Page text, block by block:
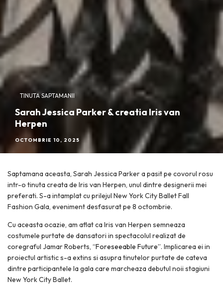
TINUTA SAPTAMANII
Sarah Jessica Parker & creatia Iris van
Herpen
OCTOMBRIE 10, 2025
Saptamana aceasta, Sarah Jessica Parker a pasit pe covorul rosu
intr-o tinuta creata de Iris van Herpen, unul dintre designerii mei
preferati. S-a intamplat cu prilejul New York City Ballet Fall
Fashion Gala, eveniment desfasurat pe 8 octombrie.
Cu aceasta ocazie, am aflat ca Iris van Herpen semneaza
costumele purtate de dansatori in spectacolul realizat de
coregraful Jamar Roberts, “Foreseeable Future”. Implicarea ei in
proiectul artistic s-a extins si asupra tinutelor purtate de cateva
dintre participantele la gala care marcheaza debutul noii stagiuni
New York City Ballet.